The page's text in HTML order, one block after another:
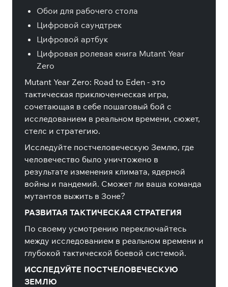
Обои для рабочего стола
Цифровой саундтрек
Цифровой артбук
Цифровая ролевая книга Mutant Year
Zero
Mutant Year Zero: Road to Eden - это
тактическая приключенческая игра,
сочетающая в себе пошаговый бой с
исследованием в реальном времени, сюжет,
стелс и стратегию.
Исследуйте постчеловеческую Землю, где
человечество было уничтожено в
результате изменения климата, ядерной
войны и пандемий. Сможет ли ваша команда
мутантов выжить в Зоне?
РАЗВИТАЯ ТАКТИЧЕСКАЯ СТРАТЕГИЯ
По своему усмотрению переключайтесь
между исследованием в реальном времени и
глубокой тактической боевой системой.
ИССЛЕДУЙТЕ ПОСТЧЕЛОВЕЧЕСКУЮ
ЗЕМЛЮ